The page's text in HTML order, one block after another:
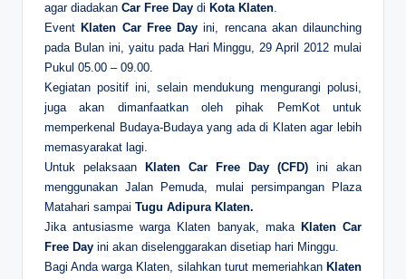
agar diadakan Car Free Day di Kota Klaten.
Event Klaten Car Free Day ini, rencana akan dilaunching
pada Bulan ini, yaitu pada Hari Minggu, 29 April 2012 mulai
Pukul 05.00 – 09.00.
Kegiatan positif ini, selain mendukung mengurangi polusi,
juga akan dimanfaatkan oleh pihak PemKot untuk
memperkenal Budaya-Budaya yang ada di Klaten agar lebih
memasyarakat lagi.
Untuk pelaksaan
Klaten Car Free Day (CFD) ini akan
menggunakan Jalan Pemuda, mulai persimpangan Plaza
Matahari sampai Tugu Adipura Klaten.
Jika antusiasme warga Klaten banyak, maka Klaten Car
Free Day ini akan diselenggarakan disetiap hari Minggu.
Bagi Anda warga Klaten, silahkan turut memeriahkan Klaten